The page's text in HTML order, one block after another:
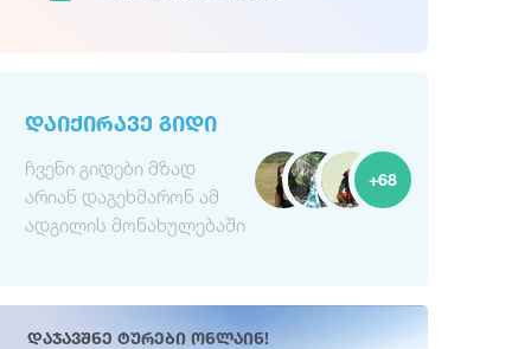
ᲓᲐᲘᲥᲘᲠᲐᲕᲔ ᲒᲘᲓᲘ
ჩვენი გიდები მზად
არიან დაგეხმარონ ამ
ადგილის მონახულებაში
+68
დაჯავშნე ტურები ონლაინ!